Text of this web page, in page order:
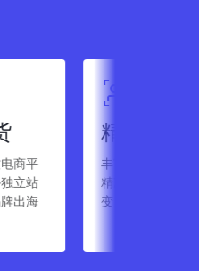
精准营销
丰富营销工具、圈选
精准用户、拉新、裂
变、复购全覆盖